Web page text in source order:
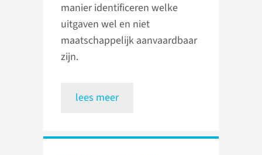
manier identificeren welke
uitgaven wel en niet
maatschappelijk aanvaardbaar
zijn.
lees meer